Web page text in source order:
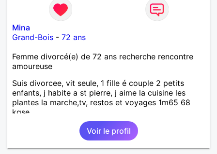
Mina
Grand-Bois - 72 ans
Femme divorcé(e) de 72 ans recherche rencontre
amoureuse
Suis divorcee, vit seule, 1 fille é couple 2 petits
enfants, j habite a st pierre, j aime la cuisine les
plantes la marche,tv, restos et voyages 1m65 68
kgse
Voir le profil